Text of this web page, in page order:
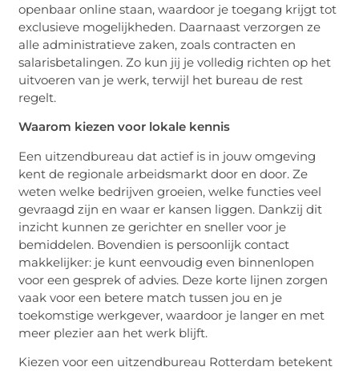
openbaar online staan, waardoor je toegang krijgt tot
exclusieve mogelijkheden. Daarnaast verzorgen ze
alle administratieve zaken, zoals contracten en
salarisbetalingen. Zo kun jij je volledig richten op het
uitvoeren van je werk, terwijl het bureau de rest
regelt.
Waarom kiezen voor lokale kennis
Een uitzendbureau dat actief is in jouw omgeving
kent de regionale arbeidsmarkt door en door. Ze
weten welke bedrijven groeien, welke functies veel
gevraagd zijn en waar er kansen liggen. Dankzij dit
inzicht kunnen ze gerichter en sneller voor je
bemiddelen. Bovendien is persoonlijk contact
makkelijker: je kunt eenvoudig even binnenlopen
voor een gesprek of advies. Deze korte lijnen zorgen
vaak voor een betere match tussen jou en je
toekomstige werkgever, waardoor je langer en met
meer plezier aan het werk blijft.
Kiezen voor een uitzendbureau Rotterdam betekent